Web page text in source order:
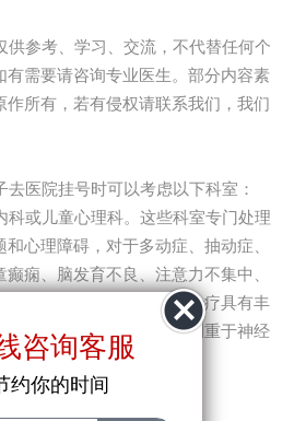
参考、学习、交流，不代替任何个
有需要请咨询专业医生。部分内容素
作所有，若有侵权请联系我们，我们
医院挂号时可以考虑以下科室：
或儿童心理科。这些科室专门处理
心理障碍，对于多动症、抽动症、
痫、脑发育不良、注意力不集中、
发育迟滞等疾病的诊断和治疗具有丰
别是儿童神经内科，它更侧重于神经
、脑发育不良等。
考虑其他相关科室
咨询客服
约你的时间